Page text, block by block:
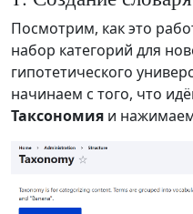
Посмотрим, как это
набор категорий для
гипотетического
начинаем с того, что
Таксономия и